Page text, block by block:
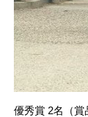
優秀賞 2名（賞